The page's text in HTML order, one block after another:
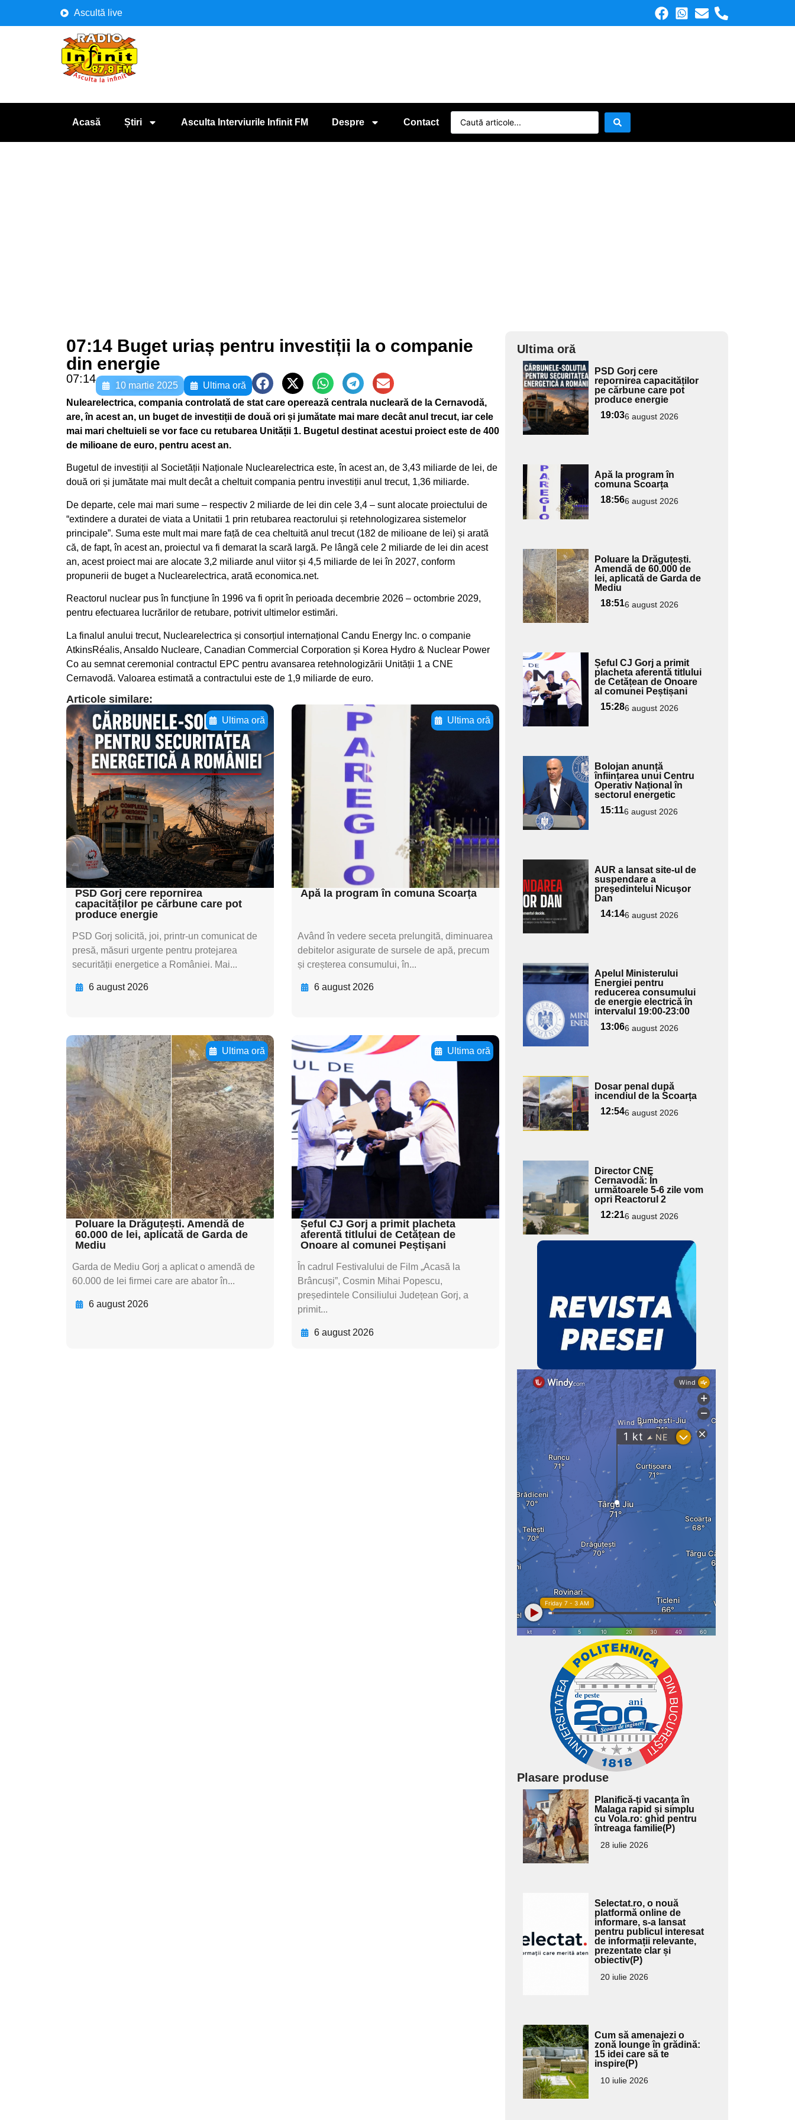
Ascultă live
Acasă Știri Asculta Interviurile Infinit FM Despre Contact
07:14 Buget uriaș pentru investiții la o companie
din energie
07:14
10 martie 2025
Ultima oră
Nulearelectrica, compania controlată de stat care operează centrala nucleară de la Cernavodă,
are, în acest an, un buget de investiții de două ori și jumătate mai mare decât anul trecut, iar cele
mai mari cheltuieli se vor face cu retubarea Unității 1. Bugetul destinat acestui proiect este de 400
de milioane de euro, pentru acest an.
Bugetul de investiții al Societății Naționale Nuclearelectrica este, în acest an, de 3,43 miliarde de lei, de
două ori și jumătate mai mult decât a cheltuit compania pentru investiții anul trecut, 1,36 miliarde.
De departe, cele mai mari sume – respectiv 2 miliarde de lei din cele 3,4 – sunt alocate proiectului de
“extindere a duratei de viata a Unitatii 1 prin retubarea reactorului și retehnologizarea sistemelor
principale”. Suma este mult mai mare față de cea cheltuită anul trecut (182 de milioane de lei) și arată
că, de fapt, în acest an, proiectul va fi demarat la scară largă. Pe lângă cele 2 miliarde de lei din acest
an, acest proiect mai are alocate 3,2 miliarde anul viitor și 4,5 miliarde de lei în 2027, conform
propunerii de buget a Nuclearelectrica, arată economica.net.
Reactorul nuclear pus în funcțiune în 1996 va fi oprit în perioada decembrie 2026 – octombrie 2029,
pentru efectuarea lucrărilor de retubare, potrivit ultimelor estimări.
La finalul anului trecut, Nuclearelectrica și consorțiul internațional Candu Energy Inc. o companie
AtkinsRéalis, Ansaldo Nucleare, Canadian Commercial Corporation și Korea Hydro & Nuclear Power
Co au semnat ceremonial contractul EPC pentru avansarea retehnologizării Unității 1 a CNE
Cernavodă. Valoarea estimată a contractului este de 1,9 miliarde de euro.
Articole similare:
Ultima oră
Adaugă aici textul
pentru
subtitluAdaugă aici
textul pentru
subtitluAdaugă aici
textul pentru
subtitluAdaugă aici
textul pentru subti
PSD Gorj cere repornirea
capacităților pe cărbune care pot
produce energie
PSD Gorj solicită, joi, printr-un comunicat de
presă, măsuri urgente pentru protejarea
securității energetice a României. Mai...
6 august 2026
Ultima oră
Adaugă aici textul
pentru
subtitluAdaugă aici
textul pentru
subtitluAdaugă aici
textul pentru
subtitluAdaugă aici
textul pentru subti
Apă la program în comuna Scoarța
Având în vedere seceta prelungită, diminuarea
debitelor asigurate de sursele de apă, precum
și creșterea consumului, în...
6 august 2026
Ultima oră
Adaugă aici textul
pentru
subtitluAdaugă aici
textul pentru
subtitluAdaugă aici
textul pentru
subtitluAdaugă aici
textul pentru subti
Poluare la Drăguțești. Amendă de
60.000 de lei, aplicată de Garda de
Mediu
Garda de Mediu Gorj a aplicat o amendă de
60.000 de lei firmei care are abator în...
6 august 2026
Ultima oră
Adaugă aici textul
pentru
subtitluAdaugă aici
textul pentru
subtitluAdaugă aici
textul pentru
subtitluAdaugă aici
textul pentru subti
Șeful CJ Gorj a primit placheta
aferentă titlului de Cetățean de
Onoare al comunei Peștișani
În cadrul Festivalului de Film „Acasă la
Brâncuși”, Cosmin Mihai Popescu,
președintele Consiliului Județean Gorj, a
primit...
6 august 2026
Ultima oră
Adaugă
aici textul
pentru
subtitlu
PSD Gorj cere
repornirea capacităților
pe cărbune care pot
produce energie
19:036 august 2026
Adaugă
aici textul
pentru
subtitlu
Apă la program în
comuna Scoarța
18:566 august 2026
Adaugă
aici textul
pentru
subtitlu
Poluare la Drăguțești.
Amendă de 60.000 de
lei, aplicată de Garda de
Mediu
18:516 august 2026
Adaugă
aici textul
pentru
subtitlu
Șeful CJ Gorj a primit
placheta aferentă titlului
de Cetățean de Onoare
al comunei Peștișani
15:286 august 2026
Adaugă
aici textul
pentru
subtitlu
Bolojan anunță
înființarea unui Centru
Operativ Național în
sectorul energetic
15:116 august 2026
aici textul
pentru
subtitlu
AUR a lansat site-ul de
suspendare a
preşedintelui Nicuşor
Dan
14:146 august 2026
Adaugă
aici textul
pentru
subtitlu
Apelul Ministerului
Energiei pentru
reducerea consumului
de energie electrică în
intervalul 19:00-23:00
13:066 august 2026
Adaugă
aici textul
pentru
subtitlu
Dosar penal după
incendiul de la Scoarța
12:546 august 2026
Adaugă
aici textul
pentru
subtitlu
Director CNE
Cernavodă: În
următoarele 5-6 zile vom
opri Reactorul 2
12:216 august 2026
Plasare produse
Adaugă
aici textul
pentru
subtitlu
Planifică-ți vacanța în
Malaga rapid și simplu
cu Vola.ro: ghid pentru
întreaga familie(P)
28 iulie 2026
subtitlu
Selectat.ro, o nouă
platformă online de
informare, s-a lansat
pentru publicul interesat
de informații relevante,
prezentate clar și
obiectiv(P)
20 iulie 2026
Adaugă
aici textul
pentru
subtitlu
Cum să amenajezi o
zonă lounge în grădină:
15 idei care să te
inspire(P)
10 iulie 2026